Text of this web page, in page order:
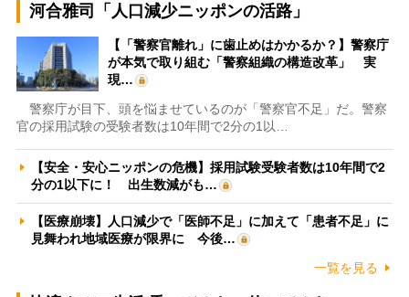
河合雅司「人口減少ニッポンの活路」
【「警察官離れ」に歯止めはかかるか？】警察庁
が本気で取り組む「警察組織の構造改革」 実
現…
警察庁が目下、頭を悩ませているのが「警察官不足」だ。警察
官の採用試験の受験者数は10年間で2分の1以…
【安全・安心ニッポンの危機】採用試験受験者数は10年間で2
分の1以下に！ 出生数減がも…
【医療崩壊】人口減少で「医師不足」に加えて「患者不足」に
見舞われ地域医療が限界に 今後…
一覧を見る